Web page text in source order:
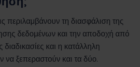
περιλαμβάνουν τη διασφάλιση της
δεδομένων και την αποδοχή από
και η κατάλληλη
να ξεπεραστούν και τα δύο.